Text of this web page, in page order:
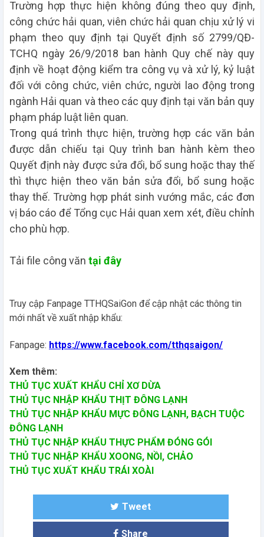
Trường hợp thực hiện không đúng theo quy định,
công chức hải quan, viên chức hải quan chịu xử lý vi
phạm theo quy định tại Quyết định số 2799/QĐ-
TCHQ ngày 26/9/2018 ban hành Quy chế này quy
định về hoạt động kiểm tra công vụ và xử lý, kỷ luật
đối với công chức, viên chức, người lao động trong
ngành Hải quan và theo các quy định tại văn bản quy
phạm pháp luật liên quan.
Trong quá trình thực hiện, trường hợp các văn bản
được dẫn chiếu tại Quy trình ban hành kèm theo
Quyết định này được sửa đổi, bổ sung hoặc thay thế
thì thực hiện theo văn bản sửa đổi, bổ sung hoặc
thay thế. Trường hợp phát sinh vướng mắc, các đơn
vị báo cáo để Tổng cục Hải quan xem xét, điều chỉnh
cho phù hợp.
Tải file công văn tại đây
Truy cập Fanpage TTHQSaiGon để cập nhật các thông tin
mới nhất về xuất nhập khẩu:
Fanpage: https://www.facebook.com/tthqsaigon/
Xem thêm:
THỦ TỤC XUẤT KHẨU CHỈ XƠ DỪA
THỦ TỤC NHẬP KHẨU THỊT ĐÔNG LẠNH
THỦ TỤC NHẬP KHẨU MỰC ĐÔNG LẠNH, BẠCH TUỘC
ĐÔNG LẠNH
THỦ TỤC NHẬP KHẨU THỰC PHẨM ĐÓNG GÓI
THỦ TỤC NHẬP KHẨU XOONG, NỒI, CHẢO
THỦ TỤC XUẤT KHẨU TRÁI XOÀI
Tweet
Share